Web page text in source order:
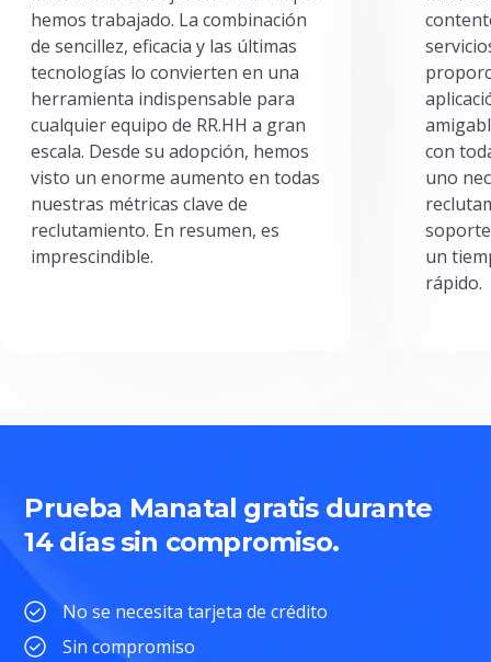
hemos trabajado. La combinación
de sencillez, eficacia y las últimas
tecnologías lo convierten en una
herramienta indispensable para
cualquier equipo de RR.HH a gran
escala. Desde su adopción, hemos
visto un enorme aumento en todas
nuestras métricas clave de
reclutamiento. En resumen, es
imprescindible.
con
uno
un
rápido.
Prueba Manatal gratis durante
14 días sin compromiso.
No se necesita tarjeta de crédito
Sin compromiso